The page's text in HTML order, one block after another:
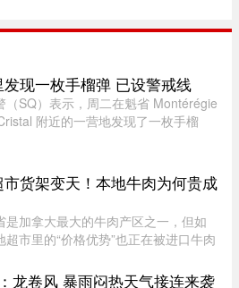
发现一枚手榴弹 已设警戒线
（SQ）表示，周二在魁省 Montérégie
附近的一营地发现了一枚手榴
手榴弹是否处 ...
市货架变天！本地牛肉为何贵成
是加拿大最大的牛肉产区之一，但如
超市里的“价格优势”也正在被进口牛肉
牛肉开始大量进入市场，部分产品甚至
龙卷风 暴雨闷热天气接连来袭